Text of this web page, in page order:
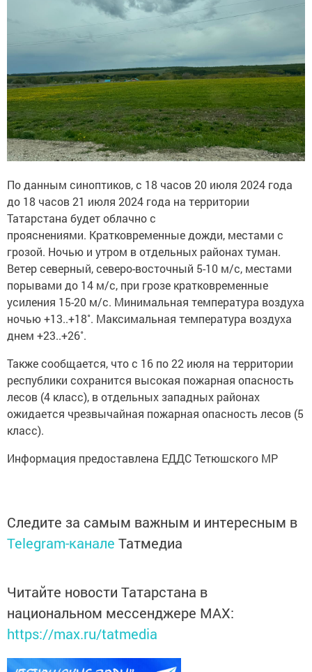
По данным синоптиков, с 18 часов 20 июля 2024 года
до 18 часов 21 июля 2024 года на территории
Татарстана будет облачно с
прояснениями. Кратковременные дожди, местами с
грозой. Ночью и утром в отдельных районах туман.
Ветер северный, северо-восточный 5-10 м/с, местами
порывами до 14 м/с, при грозе кратковременные
усиления 15-20 м/с. Минимальная температура воздуха
ночью +13..+18˚. Максимальная температура воздуха
днем +23..+26˚.
Также сообщается, что с 16 по 22 июля на территории
республики сохранится высокая пожарная опасность
лесов (4 класс), в отдельных западных районах
ожидается чрезвычайная пожарная опасность лесов (5
класс).
Информация предоставлена ЕДДС Тетюшского МР
Следите за самым важным и интересным в
Telegram-канале Татмедиа
Читайте новости Татарстана в
национальном мессенджере MАХ:
https://max.ru/tatmedia